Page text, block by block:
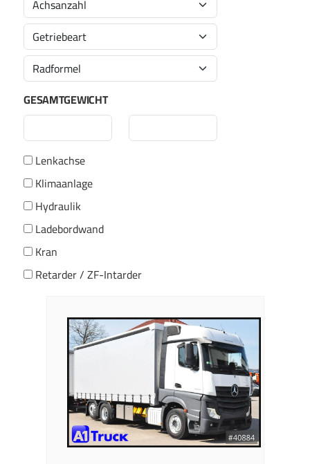
GESAMTGEWICHT
Lenkachse
Klimaanlage
Hydraulik
Ladebordwand
Kran
Retarder / ZF-Intarder